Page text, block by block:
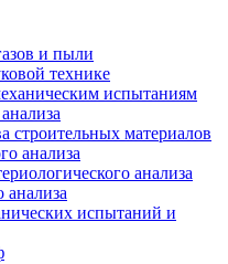
и пыли
технике
испытаниям
строительных материалов
анализа
анализа
анализа
испытаний и